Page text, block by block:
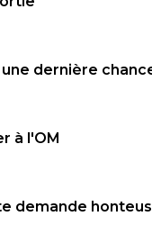
une dernière
à l'OM
demande